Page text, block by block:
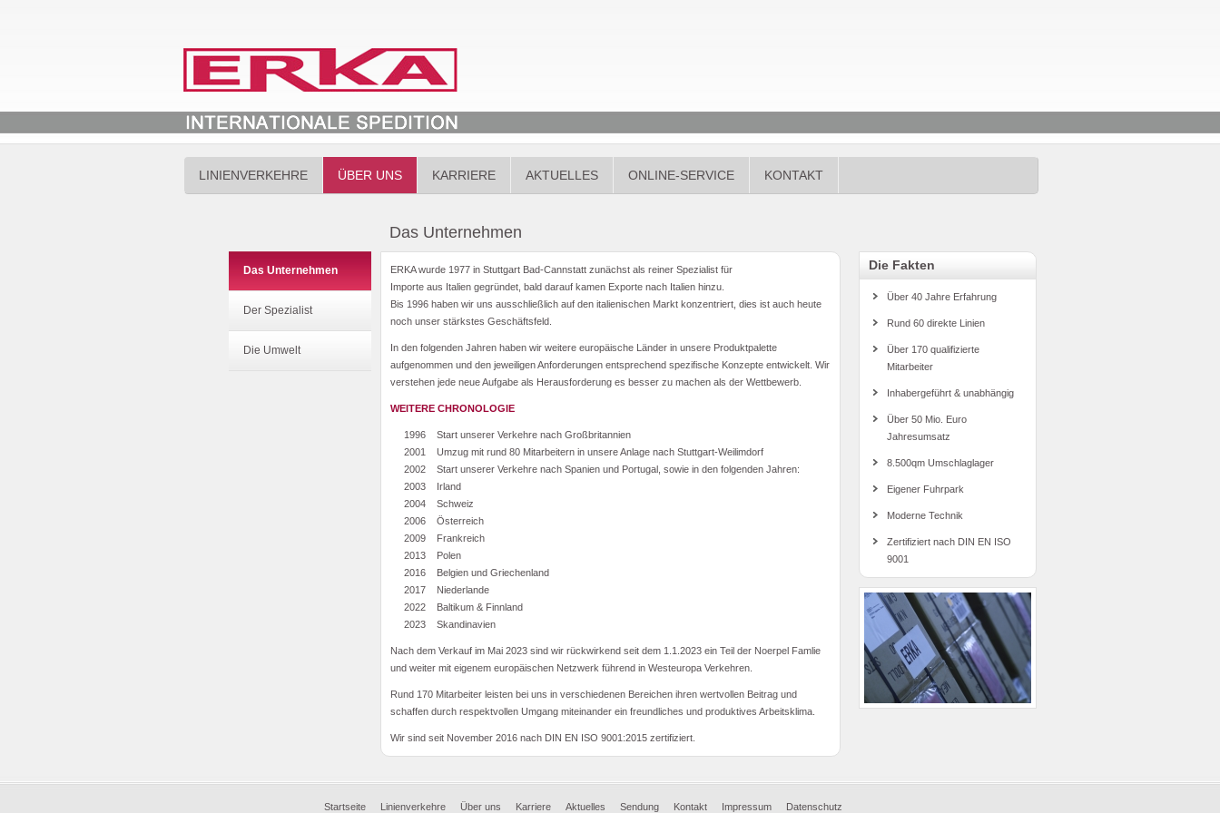
LINIENVERKEHRE ÜBER UNS KARRIERE AKTUELLES ONLINE-SERVICE KONTAKT
Das Unternehmen
Das Unternehmen
Der Spezialist
Die Umwelt
ERKA wurde 1977 in Stuttgart Bad-Cannstatt zunächst als reiner Spezialist für
Importe aus Italien gegründet, bald darauf kamen Exporte nach Italien hinzu.
Bis 1996 haben wir uns ausschließlich auf den italienischen Markt konzentriert, dies ist auch heute
noch unser stärkstes Geschäftsfeld.
In den folgenden Jahren haben wir weitere europäische Länder in unsere Produktpalette
aufgenommen und den jeweiligen Anforderungen entsprechend spezifische Konzepte entwickelt. Wir
verstehen jede neue Aufgabe als Herausforderung es besser zu machen als der Wettbewerb.
WEITERE CHRONOLOGIE
1996 Start unserer Verkehre nach Großbritannien
2001 Umzug mit rund 80 Mitarbeitern in unsere Anlage nach Stuttgart-Weilimdorf
2002 Start unserer Verkehre nach Spanien und Portugal, sowie in den folgenden Jahren:
2003 Irland
2004 Schweiz
2006 Österreich
2009 Frankreich
2013 Polen
2016 Belgien und Griechenland
2017 Niederlande
2022 Baltikum & Finnland
2023 Skandinavien
Nach dem Verkauf im Mai 2023 sind wir rückwirkend seit dem 1.1.2023 ein Teil der Noerpel Famlie
und weiter mit eigenem europäischen Netzwerk führend in Westeuropa Verkehren.
Rund 170 Mitarbeiter leisten bei uns in verschiedenen Bereichen ihren wertvollen Beitrag und
schaffen durch respektvollen Umgang miteinander ein freundliches und produktives Arbeitsklima.
Wir sind seit November 2016 nach DIN EN ISO 9001:2015 zertifiziert.
Die Fakten
Über 40 Jahre Erfahrung
Rund 60 direkte Linien
Über 170 qualifizierte
Mitarbeiter
Inhabergeführt & unabhängig
Über 50 Mio. Euro
Jahresumsatz
8.500qm Umschlaglager
Eigener Fuhrpark
Moderne Technik
Zertifiziert nach DIN EN ISO
9001
Startseite Linienverkehre Über uns Karriere Aktuelles Sendung Kontakt Impressum Datenschutz